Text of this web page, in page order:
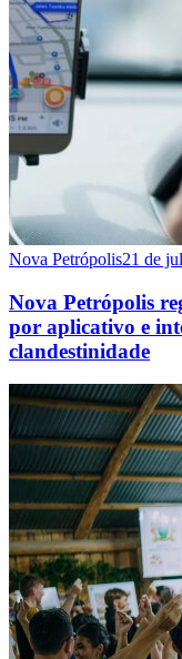
Nova Petrópolis21 de
Nova Petrópolis
por aplicativo e
clandestinidade